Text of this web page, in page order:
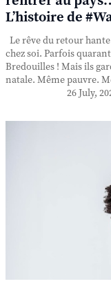
L’histoire de
Le rêve du retour
chez soi. Parfois
Bredouilles ! Mais ils
natale. Même pauvre.
26 July,